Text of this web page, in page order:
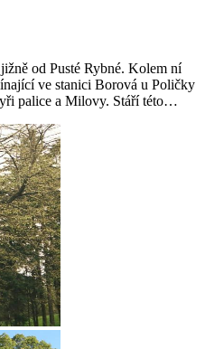
od Pusté Rybné. Kolem ní
ve stanici Borová u Poličky
palice a Milovy. Stáří této…